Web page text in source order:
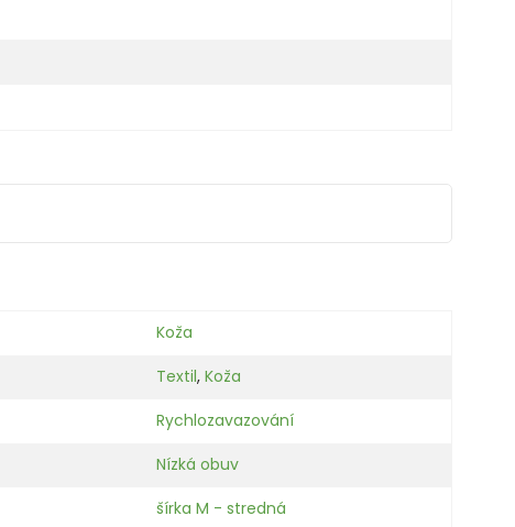
Koža
Textil, Koža
Rychlozavazování
Nízká obuv
šírka M - stredná